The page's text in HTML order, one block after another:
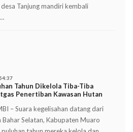
Tanjung mandiri kembali
Tahun Dikelola Tiba-Tiba
Penertiban Kawasan Hutan
– Suara kegelisahan datang dari
Selatan, Kabupaten Muaro